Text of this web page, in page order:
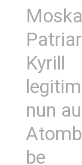
Kyrill
nun
be